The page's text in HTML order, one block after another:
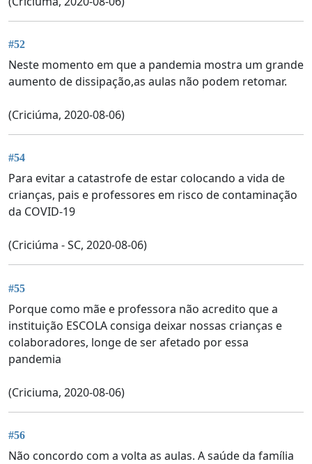
#52
Neste momento em que a pandemia mostra um grande
aumento de dissipação,as aulas não podem retomar.
(Criciúma, 2020-08-06)
#54
Para evitar a catastrofe de estar colocando a vida de
crianças, pais e professores em risco de contaminação
da COVID-19
(Criciúma - SC, 2020-08-06)
#55
Porque como mãe e professora não acredito que a
instituição ESCOLA consiga deixar nossas crianças e
colaboradores, longe de ser afetado por essa
pandemia
(Criciuma, 2020-08-06)
#56
Não concordo com a volta as aulas. A saúde da família